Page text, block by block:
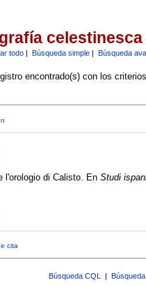
celestinesca
todo| Búsqueda simple| Búsqueda
encontrado(s) con los
l'orologio di Calisto. En Studi
cita
Búsqueda CQL |